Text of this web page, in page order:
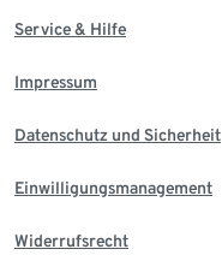
Service & Hilfe
Impressum
Datenschutz und Sicherheit
Einwilligungsmanagement
Widerrufsrecht